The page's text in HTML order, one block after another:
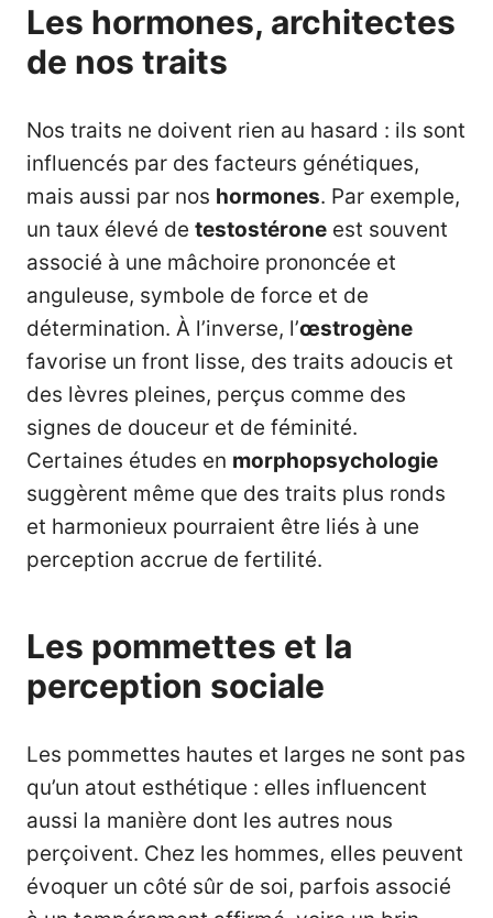
Les hormones, architectes
de nos traits
Nos traits ne doivent rien au hasard : ils sont
influencés par des facteurs génétiques,
mais aussi par nos hormones. Par exemple,
un taux élevé de testostérone est souvent
associé à une mâchoire prononcée et
anguleuse, symbole de force et de
détermination. À l’inverse, l’œstrogène
favorise un front lisse, des traits adoucis et
des lèvres pleines, perçus comme des
signes de douceur et de féminité.
Certaines études en morphopsychologie
suggèrent même que des traits plus ronds
et harmonieux pourraient être liés à une
perception accrue de fertilité.
Les pommettes et la
perception sociale
Les pommettes hautes et larges ne sont pas
qu’un atout esthétique : elles influencent
aussi la manière dont les autres nous
perçoivent. Chez les hommes, elles peuvent
évoquer un côté sûr de soi, parfois associé